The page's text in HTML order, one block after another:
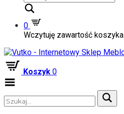
0
Wczytuję zawartość koszyka
Koszyk 0